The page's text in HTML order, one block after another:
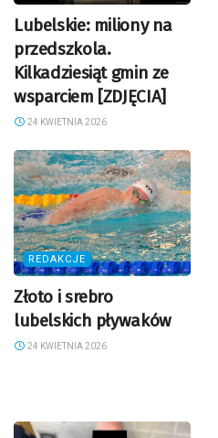
Lubelskie: miliony na
przedszkola.
Kilkadziesiąt gmin ze
wsparciem [ZDJĘCIA]
24 KWIETNIA 2026
REDAKCJE
Złoto i srebro
lubelskich pływaków
24 KWIETNIA 2026